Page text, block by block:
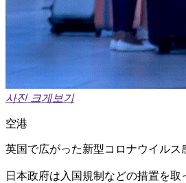
사진 크게보기
空港
英国で広がった新型コロナウイルス
日本政府は入国規制などの措置を